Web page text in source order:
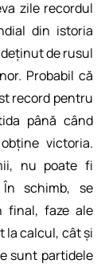
zile recordul
din istoria
de rusul
Probabil că
record pentru
până când
victoria.
nu poate fi
schimb, se
final, faze ale
la calcul, cât și
sunt partidele